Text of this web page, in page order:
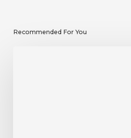
Recommended For You